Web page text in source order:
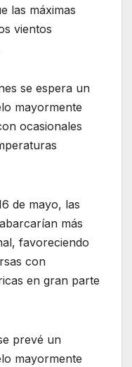
las máximas
vientos
se espera un
mayormente
ocasionales
de mayo, las
más
favoreciendo
con
en gran parte
prevé un
mayormente